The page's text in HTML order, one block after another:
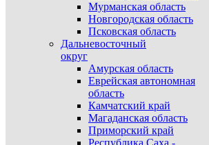
Мурманская область
Новгородская область
Псковская область
Дальневосточный
округ
Амурская область
Еврейская автономная
область
Камчатский край
Магаданская область
Приморский край
Республика Саха -